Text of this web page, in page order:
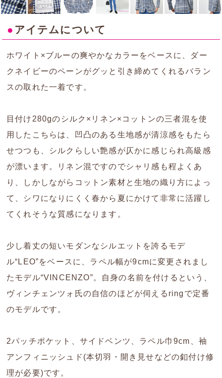
● アイテムについて
ホワイト×ブルーの爽やかなカラーをベースに、ダー
クネイビーのペーンがグッと引き締めてくれるバラン
スの取れた一着です。
目付け280gのシルク×リネン×コットンの三者混を使
用したこちらは、凹凸のある生地感が清涼感をもたら
せつつも、シルクらしい艶感が仄かに感じられ高級感
が漂います。リネン混ですのでシャリ感も程よくあ
り、しかしながらコットン素材と生地の織り方によっ
て、シワになりにくく春から夏にかけて非常に活躍し
てくれそうな質感になります。
少し着丈の短いモダンなシルエットを誇るモデ
ル“LEO”をベースに、ラペル幅が9cmに変更されまし
たモデル“VINCENZO”。自身の名前を付けるという、
ヴィンチェンツォ氏の自信のほどが伺えるringで定番
のモデルです。
2パッチポケット、サイドベンツ、ラペル巾9cm、袖
アンフィニッシュド(本切羽・開き見せなどの釦付け修
理が必要)です。